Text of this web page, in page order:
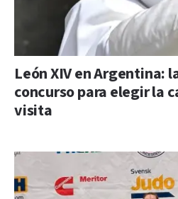
León XIV en Argentina:
concurso para elegir la
visita